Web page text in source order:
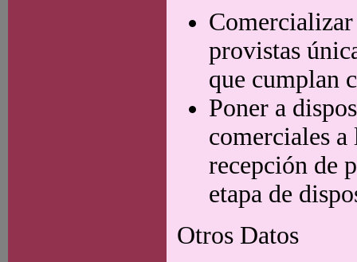
provistas
que cumplan
Poner a
comerciales
recepción de
etapa de
Otros Datos